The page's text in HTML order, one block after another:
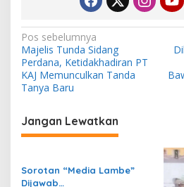
N
a
v
i
g
a
i
Pos sebelumnya
Majelis Tunda Sidang
Perdana, Ketidakhadiran PT
KAJ Memunculkan Tanda
Tanya Baru
Jangan Lewatkan
Sorotan “Media Lambe”
Dijawab